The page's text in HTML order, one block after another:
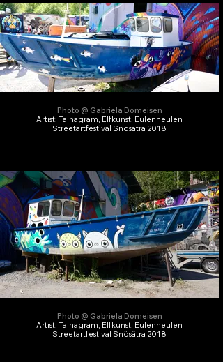
Photo @ Gabriela Domeisen
Artist: Tainagram, Elfkunst, Eulenheulen
Streetartfestival Snösätra 2018
Photo @ Gabriela Domeisen
Artist: Tainagram, Elfkunst, Eulenheulen
Streetartfestival Snösätra 2018